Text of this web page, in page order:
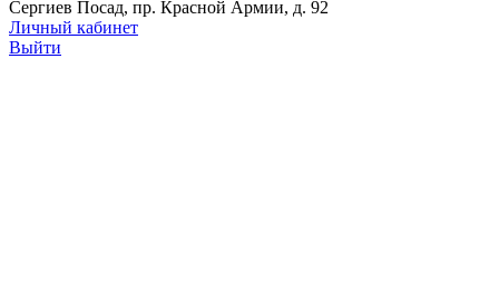
Сергиев Посад, пр. Красной Армии, д. 92
Личный кабинет
Выйти